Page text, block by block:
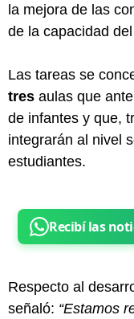
la mejora de las
de la capacidad
Las tareas se
tres aulas que
de infantes y que,
integrarán al nivel
estudiantes.
Respecto al
señaló: “Estamos